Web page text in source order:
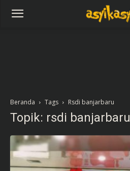
Beranda Tags Rsdi banjarbaru
Topik: rsdi banjarbaru